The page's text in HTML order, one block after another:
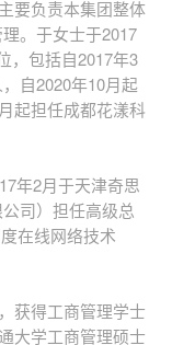
要负责本集团整体
。于女士于2017
，包括自2017年3
自2020年10月起
起担任成都花漾科
年2月于天津奇思
司）担任高级总
在线网络技术
获得工商管理学士
大学工商管理硕士